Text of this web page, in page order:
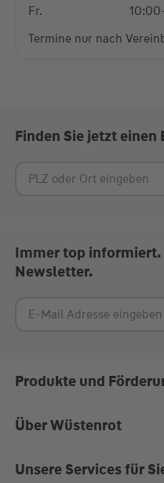
Fr.
Termine nur nach
Finden Sie jetzt einen
Immer top informiert.
Newsletter.
Produkte und
Bausparen
Über Wüstenrot
Über uns
Unsere Services für